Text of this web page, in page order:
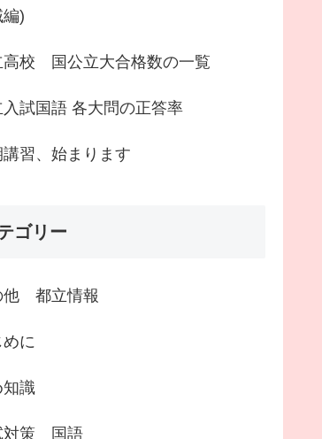
)
高校 国公立大合格数の一覧
入試国語 各大問の正答率
講習、始まります
ゴリー
他 都立情報
めに
知識
対策 国語